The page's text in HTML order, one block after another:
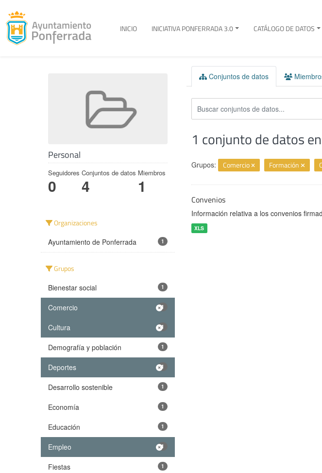
INICIO INICIATIVA PONFERRADA 3.0 CATÁLOGO DE DATOS
Personal
Seguidores
0
Conjuntos de datos
4
Miembros
1
Organizaciones
Ayuntamiento de Ponferrada 1
Grupos
Bienestar social 1
Comercio 1
Cultura 1
Demografía y población 1
Deportes 1
Desarrollo sostenible 1
Economía 1
Educación 1
Empleo 1
Fiestas 1
Conjuntos de datos
1 conjunto de datos
Grupos: Comercio Formación
Convenios
Información relativa a los convenios
XLS